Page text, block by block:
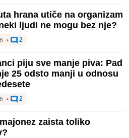
hrana utiče na organizam
ljudi ne mogu bez nje?
• 2
piju sve manje piva: Pad
25 odsto manji u odnosu
• 2
zaista toliko